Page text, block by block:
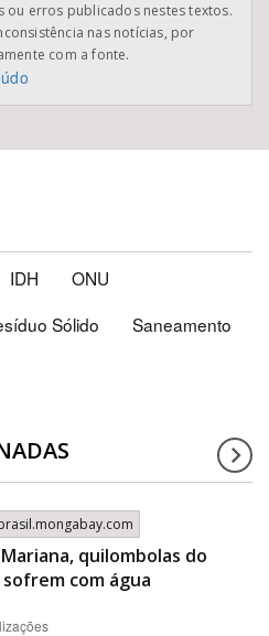
erros publicados nestes textos.
nas notícias, por
com a fonte.
IDH
ONU
Sólido Saneamento
quilombolas do
com água